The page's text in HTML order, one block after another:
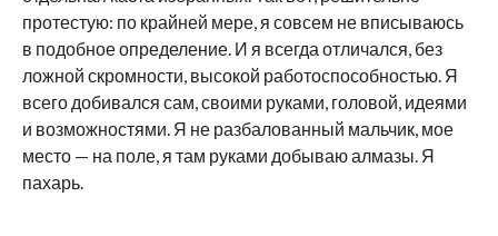
протестую: по крайней мере, я совсем не вписываюсь
в подобное определение. И я всегда отличался, без
ложной скромности, высокой работоспособностью. Я
всего добивался сам, своими руками, головой, идеями
и возможностями. Я не разбалованный мальчик, мое
место — на поле, я там руками добываю алмазы. Я
пахарь.